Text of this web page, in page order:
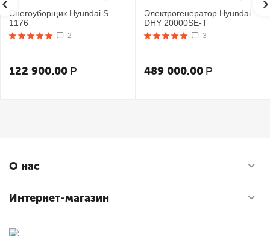
Снегоуборщик Hyundai S
1176
2
122 900.00 Р
Электрогенератор Hyundai
DHY 20000SE-T
3
489 000.00 Р
О нас
Интернет-магазин